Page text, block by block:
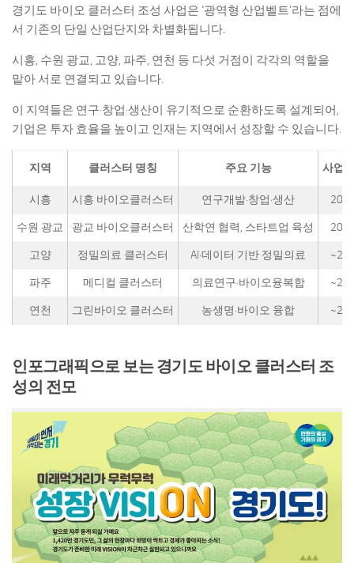
경기도 바이오 클러스터 조성 사업은 ‘광역형 산업벨트’라는 점에
서 기존의 단일 산업단지와 차별화됩니다.
시흥, 수원 광교, 고양, 파주, 연천 등 다섯 거점이 각각의 역할을
맡아 서로 연결되고 있습니다.
이 지역들은 연구·창업·생산이 유기적으로 순환하도록 설계되어,
기업은 투자 효율을 높이고 인재는 지역에서 성장할 수 있습니다.
지역 클러스터 명칭 주요 기능 사업
시흥 시흥 바이오클러스터 연구개발·창업·생산
수원 광교 광교 바이오클러스터 산학연 협력, 스타트업 육성
고양 정밀의료 클러스터 AI·데이터 기반 정밀의료
파주 메디컬 클러스터 의료연구·바이오융복합
연천 그린바이오 클러스터 농생명·바이오 융합
인포그래픽으로 보는 경기도 바이오 클러스터 조
성의 전모